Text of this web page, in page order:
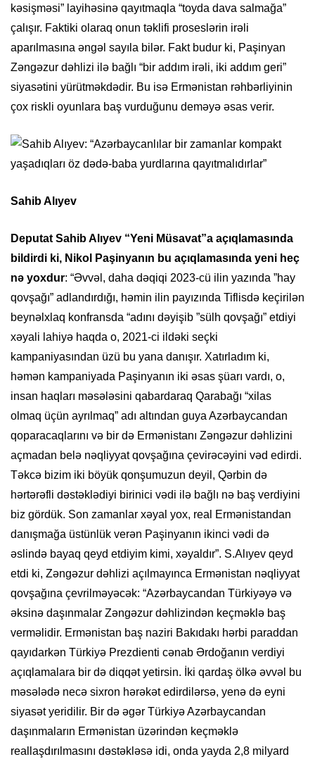
kəsişməsi” layihəsinə qayıtmaqla “toyda dava salmağa”
çalışır. Faktiki olaraq onun təklifi proseslərin irəli
aparılmasına əngəl sayıla bilər. Fakt budur ki, Paşinyan
Zəngəzur dəhlizi ilə bağlı “bir addım irəli, iki addım geri”
siyasətini yürütməkdədir. Bu isə Ermənistan rəhbərliyinin
çox riskli oyunlara baş vurduğunu deməyə əsas verir.
Sahib Alıyev
Deputat Sahib Alıyev “Yeni Müsavat”a açıqlamasında
bildirdi ki, Nikol Paşinyanın bu açıqlamasında yeni heç
nə yoxdur: “Əvvəl, daha dəqiqi 2023-cü ilin yazında ”hay
qovşağı” adlandırdığı, həmin ilin payızında Tiflisdə keçirilən
beynəlxlaq konfransda “adını dəyişib ”sülh qovşağı” etdiyi
xəyali lahiyə haqda o, 2021-ci ildəki seçki
kampaniyasından üzü bu yana danışır. Xatırladım ki,
həmən kampaniyada Paşinyanın iki əsas şüarı vardı, o,
insan haqları məsələsini qabardaraq Qarabağı “xilas
olmaq üçün ayrılmaq” adı altından guya Azərbaycandan
qoparacaqlarını və bir də Ermənistanı Zəngəzur dəhlizini
açmadan belə nəqliyyat qovşağına çevirəcəyini vəd edirdi.
Təkcə bizim iki böyük qonşumuzun deyil, Qərbin də
hərtərəfli dəstəklədiyi birinici vədi ilə bağlı nə baş verdiyini
biz gördük. Son zamanlar xəyal yox, real Ermənistandan
danışmağa üstünlük verən Paşinyanın ikinci vədi də
əslində bayaq qeyd etdiyim kimi, xəyaldır”. S.Alıyev qeyd
etdi ki, Zəngəzur dəhlizi açılmayınca Ermənistan nəqliyyat
qovşağına çevrilməyəcək: “Azərbaycandan Türkiyəyə və
əksinə daşınmalar Zəngəzur dəhlizindən keçməklə baş
verməlidir. Ermənistan baş naziri Bakıdakı hərbi paraddan
qayıdarkən Türkiyə Prezdienti cənab Ərdoğanın verdiyi
açıqlamalara bir də diqqət yetirsin. İki qardaş ölkə əvvəl bu
məsələdə necə sixron hərəkət edirdilərsə, yenə də eyni
siyasət yeridilir. Bir də əgər Türkiyə Azərbaycandan
daşınmaların Ermənistan üzərindən keçməklə
reallaşdırılmasını dəstəkləsə idi, onda yayda 2,8 milyard